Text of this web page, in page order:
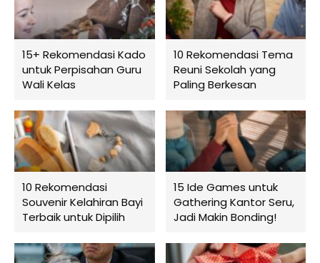
15+ Rekomendasi Kado
untuk Perpisahan Guru
Wali Kelas
10 Rekomendasi Tema
Reuni Sekolah yang
Paling Berkesan
10 Rekomendasi
Souvenir Kelahiran Bayi
Terbaik untuk Dipilih
15 Ide Games untuk
Gathering Kantor Seru,
Jadi Makin Bonding!